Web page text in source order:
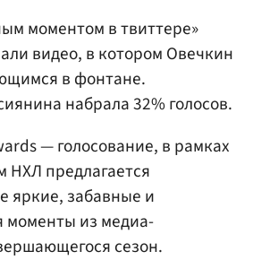
моментом в твиттере»
видео, в котором Овечкин
в фонтане.
набрала 32% голосов.
— голосование, в рамках
НХЛ предлагается
яркие, забавные и
из медиа-
сезон.